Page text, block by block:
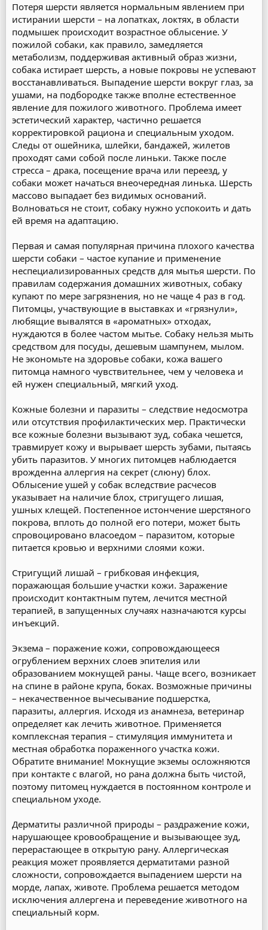
Потеря шерсти является нормальным явлением при
истирании шерсти – на лопатках, локтях, в области
подмышек происходит возрастное облысение. У
пожилой собаки, как правило, замедляется
метаболизм, поддерживая активный образ жизни,
собака истирает шерсть, а новые покровы не успевают
восстанавливаться. Выпадение шерсти вокруг глаз, за
ушами, на подбородке также вполне естественное
явление для пожилого животного. Проблема имеет
эстетический характер, частично решается
корректировкой рациона и специальным уходом.
Следы от ошейника, шлейки, бандажей, жилетов
проходят сами собой после линьки. Также после
стресса – драка, посещение врача или переезд, у
собаки может начаться внеочередная линька. Шерсть
массово выпадает без видимых оснований.
Волноваться не стоит, собаку нужно успокоить и дать
ей время на адаптацию.
Первая и самая популярная причина плохого качества
шерсти собаки – частое купание и применение
неспециализированных средств для мытья шерсти. По
правилам содержания домашних животных, собаку
купают по мере загрязнения, но не чаще 4 раз в год.
Питомцы, участвующие в выставках и «грязнули»,
любящие вывалятся в «ароматных» отходах,
нуждаются в более частом мытье. Собаку нельзя мыть
средством для посуды, дешевым шампунем, мылом.
Не экономьте на здоровье собаки, кожа вашего
питомца намного чувствительнее, чем у человека и
ей нужен специальный, мягкий уход.
Кожные болезни и паразиты – следствие недосмотра
или отсутствия профилактических мер. Практически
все кожные болезни вызывают зуд, собака чешется,
травмирует кожу и вырывает шерсть зубами, пытаясь
убить паразитов. У многих питомцев наблюдается
врожденна аллергия на секрет (слюну) блох.
Облысение ушей у собак вследствие расчесов
указывает на наличие блох, стригущего лишая,
ушных клещей. Постепенное истончение шерстяного
покрова, вплоть до полной его потери, может быть
спровоцировано власоедом – паразитом, которые
питается кровью и верхними слоями кожи.
Стригущий лишай – грибковая инфекция,
поражающая большие участки кожи. Заражение
происходит контактным путем, лечится местной
терапией, в запущенных случаях назначаются курсы
инъекций.
Экзема – поражение кожи, сопровождающееся
огрублением верхних слоев эпителия или
образованием мокнущей раны. Чаще всего, возникает
на спине в районе крупа, боках. Возможные причины
– некачественное вычесывание подшерстка,
паразиты, аллергия. Исходя из анамнеза, ветеринар
определяет как лечить животное. Применяется
комплексная терапия – стимуляция иммунитета и
местная обработка пораженного участка кожи.
Обратите внимание! Мокнущие экземы осложняются
при контакте с влагой, но рана должна быть чистой,
поэтому питомец нуждается в постоянном контроле и
специальном уходе.
Дерматиты различной природы – раздражение кожи,
нарушающее кровообращение и вызывающее зуд,
перерастающее в открытую рану. Аллергическая
реакция может проявляется дерматитами разной
сложности, сопровождается выпадением шерсти на
морде, лапах, животе. Проблема решается методом
исключения аллергена и переведение животного на
специальный корм.